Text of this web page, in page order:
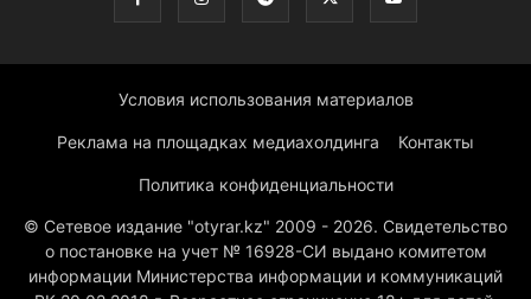
Условия использования материалов
Реклама на площадках медиахолдинга Контакты
Политика конфиденциальности
© Сетевое издание "otyrar.kz" 2009 - 2026. Свидетельство
о постановке на учет № 16928-СИ выдано комитетом
информации Министерства информации и коммуникаций